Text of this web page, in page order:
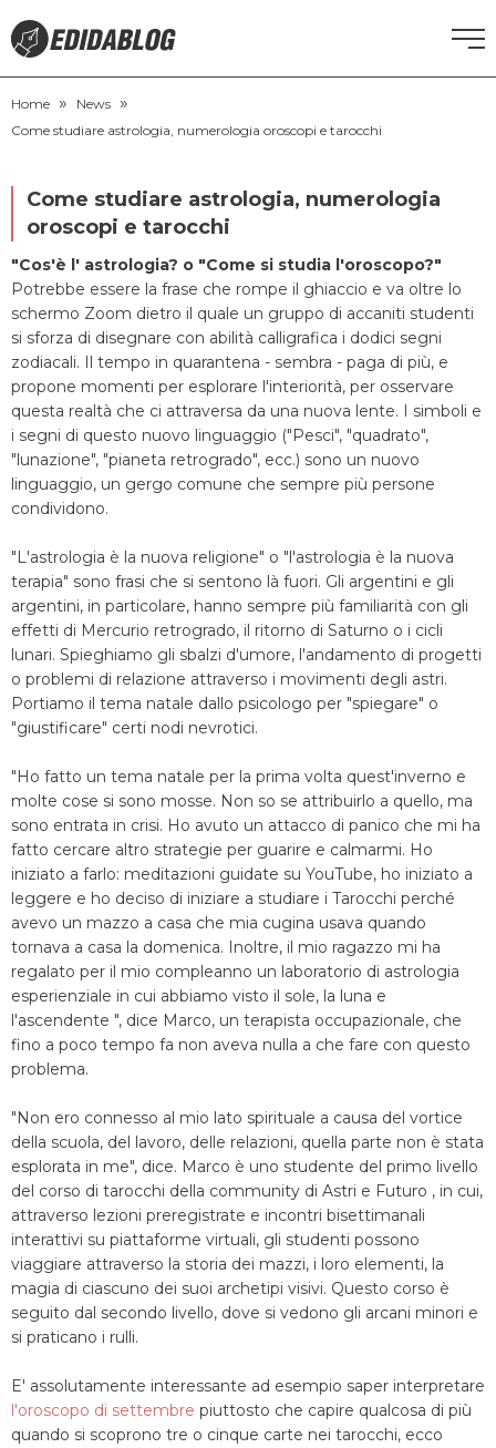
CORSI DI INGLESE
SCUOLE PRIVATE
SCUOLE SERALI
NEWS
CERCA
Home » News »
Come studiare astrologia, numerologia oroscopi e tarocchi
Come studiare astrologia, numerologia
oroscopi e tarocchi
"Cos'è l' astrologia? o "Come si studia l'oroscopo?"
Potrebbe essere la frase che rompe il ghiaccio e va oltre lo
schermo Zoom dietro il quale un gruppo di accaniti studenti
si sforza di disegnare con abilità calligrafica i dodici segni
zodiacali. Il tempo in quarantena - sembra - paga di più, e
propone momenti per esplorare l'interiorità, per osservare
questa realtà che ci attraversa da una nuova lente. I simboli e
i segni di questo nuovo linguaggio ("Pesci", "quadrato",
"lunazione", "pianeta retrogrado", ecc.) sono un nuovo
linguaggio, un gergo comune che sempre più persone
condividono.
"L'astrologia è la nuova religione" o "l'astrologia è la nuova
terapia" sono frasi che si sentono là fuori. Gli argentini e gli
argentini, in particolare, hanno sempre più familiarità con gli
effetti di Mercurio retrogrado, il ritorno di Saturno o i cicli
lunari. Spieghiamo gli sbalzi d'umore, l'andamento di progetti
o problemi di relazione attraverso i movimenti degli astri.
Portiamo il tema natale dallo psicologo per "spiegare" o
"giustificare" certi nodi nevrotici.
"Ho fatto un tema natale per la prima volta quest'inverno e
molte cose si sono mosse. Non so se attribuirlo a quello, ma
sono entrata in crisi. Ho avuto un attacco di panico che mi ha
fatto cercare altro strategie per guarire e calmarmi. Ho
iniziato a farlo: meditazioni guidate su YouTube, ho iniziato a
leggere e ho deciso di iniziare a studiare i Tarocchi perché
avevo un mazzo a casa che mia cugina usava quando
tornava a casa la domenica. Inoltre, il mio ragazzo mi ha
regalato per il mio compleanno un laboratorio di astrologia
esperienziale in cui abbiamo visto il sole, la luna e
l'ascendente ", dice Marco, un terapista occupazionale, che
fino a poco tempo fa non aveva nulla a che fare con questo
problema.
"Non ero connesso al mio lato spirituale a causa del vortice
della scuola, del lavoro, delle relazioni, quella parte non è stata
esplorata in me", dice. Marco è uno studente del primo livello
del corso di tarocchi della community di Astri e Futuro , in cui,
attraverso lezioni preregistrate e incontri bisettimanali
interattivi su piattaforme virtuali, gli studenti possono
viaggiare attraverso la storia dei mazzi, i loro elementi, la
magia di ciascuno dei suoi archetipi visivi. Questo corso è
seguito dal secondo livello, dove si vedono gli arcani minori e
si praticano i rulli.
E' assolutamente interessante ad esempio saper interpretare
l'oroscopo di settembre piuttosto che capire qualcosa di più
quando si scoprono tre o cinque carte nei tarocchi, ecco